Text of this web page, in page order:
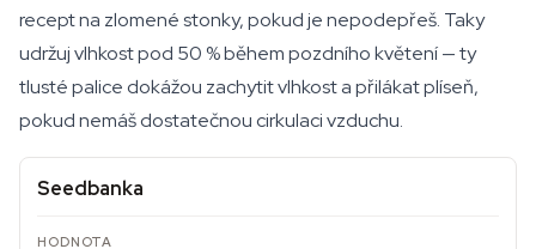
recept na zlomené stonky, pokud je nepodepřeš. Taky
udržuj vlhkost pod 50 % během pozdního květení — ty
tlusté palice dokážou zachytit vlhkost a přilákat plíseň,
pokud nemáš dostatečnou cirkulaci vzduchu.
Seedbanka